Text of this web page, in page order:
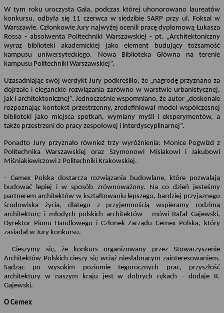
W tym roku uroczysta Gala, podczas której uhonorowano laureatów
konkursu, odbyła się 11 czerwca w siedzibie SARP przy ul. Foksal w
Warszawie. Członkowie Jury najwyżej ocenili pracę dyplomową Łukasza
Rossa - absolwenta Politechniki Warszawskiej - pt. „Architektoniczny
wyraz biblioteki akademickiej jako element budujący tożsamość
kampusu uniwersyteckiego. Nowa Biblioteka Główna na terenie
kampusu Politechniki Warszawskiej”.
Uzasadniając swój werdykt Jury podkreśliło, że „nagrodę przyznano za
dojrzałe i eleganckie rozwiązania zarówno w warstwie urbanistycznej,
jak i architektonicznej”. Jednocześnie wspomniano, że autor „doskonale
rozpoznając kontekst przestrzenny, zredefiniował model współczesnej
biblioteki jako miejsca spotkań, wymiany myśli i eksperymentów, a
także przestrzeni do pracy zespołowej i interdyscyplinarnej”.
Ponadto Jury przyznało również trzy wyróżnienia: Monice Pogwizd z
Politechnika Warszawskiej oraz Szymonowi Misiakowi i Jakubowi
Miśniakiewiczowi z Politechniki Krakowskiej.
- Cemex Polska dostarcza rozwiązania budowlane, które pozwalają
budować lepiej i w sposób zrównoważony. Na co dzień jesteśmy
partnerem architektów w kształtowaniu lepszego, bardziej przyjaznego
środowiska życia, dlatego z przyjemnością wspieramy rodzimą
architekturę i młodych polskich architektów - mówi Rafał Gajewski,
Dyrektor Pionu Handlowego i Członek Zarządu Cemex Polska, który
zasiadał w Jury konkursu.
- Cieszymy się, że konkurs organizowany przez Stowarzyszenie
Architektów Polskich cieszy się wciąż niesłabnącym zainteresowaniem.
Sądząc po wysokim poziomie tegorocznych prac, przyszłość
architektury w naszym kraju jest w dobrych rękach - dodaje R.
Gajewski.
O Cemex